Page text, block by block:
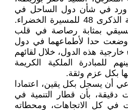
ورد في شأن دول الساحل في
الخطاب الملكي بمناسبة الذكرى 48 للمسيرة الخضراء.
بمثابة رصاصة في قلب
وضعت حدا لأطماعهما في دول
هذه الدول، خلال لقائهم
للمبادرة الملكية الكريمة
بكل عزم وثقة.
أن يسجل بكل يقين، اعتمادا
بأن قطار التنمية في
في كل الاتجاهات، ومحطاته